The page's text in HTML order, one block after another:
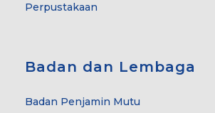
Perpustakaan
Badan dan Lembaga
Badan Penjamin Mutu